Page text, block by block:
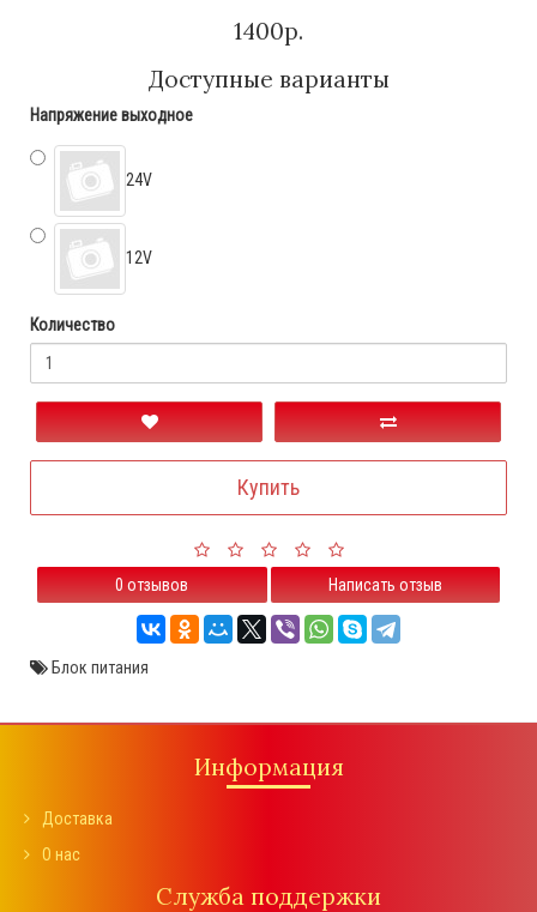
1400р.
Доступные варианты
Напряжение выходное
24V
12V
Количество
Купить
0 отзывов Написать отзыв
Блок питания
Информация
Доставка
О нас
Служба поддержки